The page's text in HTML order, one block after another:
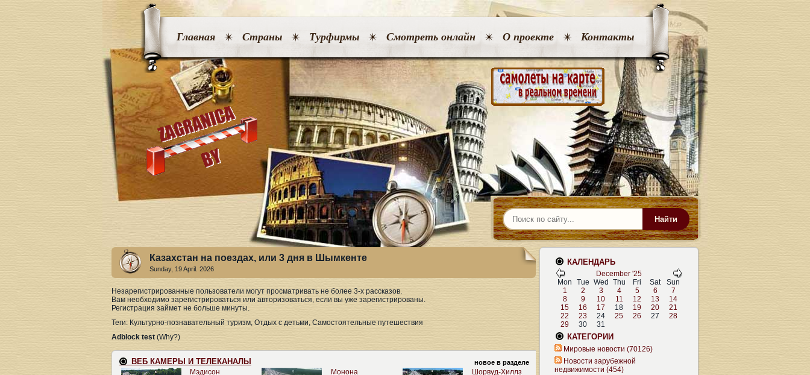
Главная Страны Турфирмы Смотреть онлайн О проекте Контакты
Найти
Казахстан на поездах, или 3 дня в Шымкенте
Sunday, 19 April. 2026
Незарегистрированные пользователи могут просматривать не более 3-х рассказов.
Вам необходимо зарегистрироваться или авторизоваться, если вы уже зарегистрированы.
Регистрация займет не больше минуты.
Теги: Культурно-познавательный туризм, Отдых с детьми, Самостоятельные путешествия
Adblock test (Why?)
КАЛЕНДАРЬ
December '25
Mon
Tue Wed Thu Fri Sat
Sun
1
2 3 4 5 6
7
8
9 10 11 12 13
14
15
16 17 18 19 20
21
22
23 24 25 26 27
28
29
30 31
КАТЕГОРИИ
Мировые новости (70126)
Новости зарубежной
недвижимости (454)